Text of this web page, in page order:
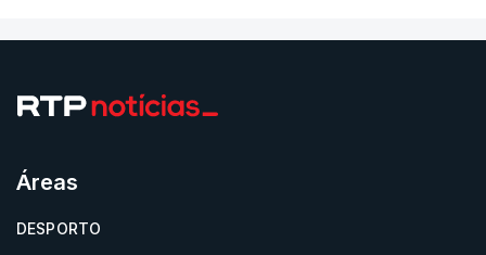
Áreas
DESPORTO